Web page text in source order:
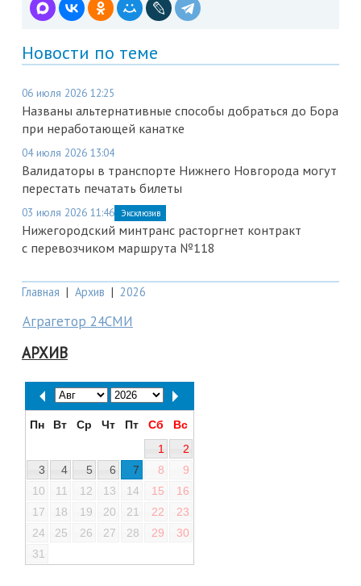
Новости по теме
06 июля 2026 12:25
Названы альтернативные способы добраться до Бора
при неработающей канатке
04 июля 2026 13:04
Валидаторы в транспорте Нижнего Новгорода могут
перестать печатать билеты
03 июля 2026 11:46 Эксклюзив
Нижегородский минтранс расторгнет контракт
с перевозчиком маршрута №118
Главная | Архив | 2026
Аграгетор 24СМИ
АРХИВ
Пн Вт Ср Чт Пт Сб
Вс
1
2
3
4 5 6 7 8
9
10
11 12 13 14 15
16
17
18 19 20 21 22
23
24
25 26 27 28 29
30
31